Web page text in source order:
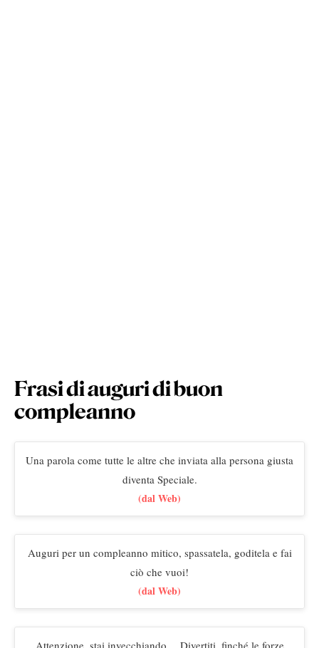
Frasi di auguri di buon
compleanno
Una parola come tutte le altre che inviata alla persona giusta
diventa Speciale.
(dal Web)
Auguri per un compleanno mitico, spassatela, goditela e fai
ciò che vuoi!
(dal Web)
Attenzione, stai invecchiando… Divertiti, finché le forze